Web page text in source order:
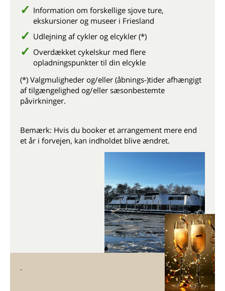
Information om forskellige sjove ture,
ekskursioner og museer i Friesland
Udlejning af cykler og elcykler (*)
Overdækket cykelskur med flere
opladningspunkter til din elcykle
(*) Valgmuligheder og/eller (åbnings-)tider afhængigt
af tilgængelighed og/eller sæsonbestemte
påvirkninger.
Bemærk: Hvis du booker et arrangement mere end
et år i forvejen, kan indholdet blive ændret.
-